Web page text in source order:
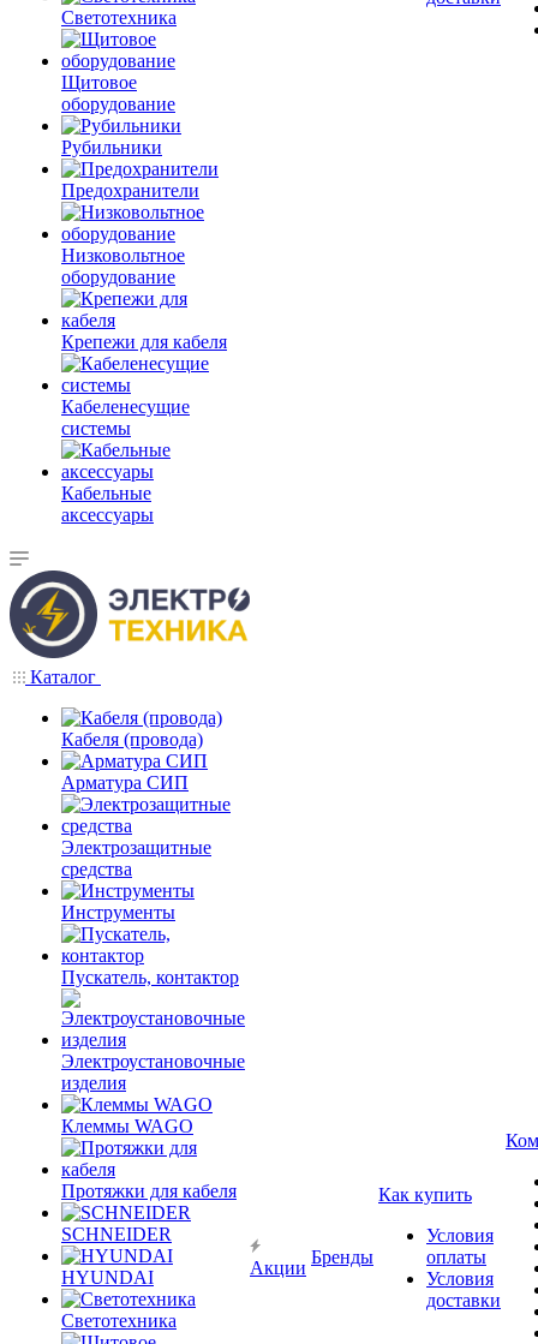
Светотехника
Щитовое
оборудование
Рубильники
Предохранители
Низковольтное
оборудование
Крепежи для кабеля
Кабеленесущие
системы
Кабельные
аксессуары
Каталог
Кабеля (провода)
Арматура СИП
Электрозащитные
средства
Инструменты
Пускатель, контактор
Электроустановочные
изделия
Клеммы WAGO
Протяжки для кабеля
SCHNEIDER
HYUNDAI
Светотехника
Акции
Бренды
Как купить
Условия
оплаты
Условия
доставки